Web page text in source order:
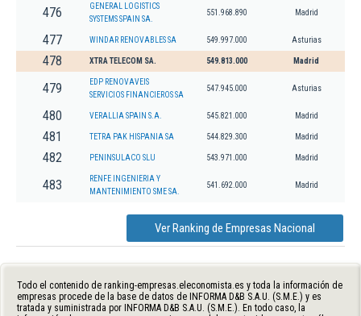
476
GENERAL LOGISTICS
SYSTEMS SPAIN SA.
551.968.890 Madrid
477 WINDAR RENOVABLES SA 549.997.000 Asturias
478 XTRA TELECOM SA. 549.813.000 Madrid
479
EDP RENOVAVEIS
SERVICIOS FINANCIEROS SA
547.945.000 Asturias
480 VERALLIA SPAIN S.A. 545.821.000 Madrid
481 TETRA PAK HISPANIA SA 544.829.300 Madrid
482 PENINSULACO SLU 543.971.000 Madrid
483
RENFE INGENIERIA Y
MANTENIMIENTO SME SA.
541.692.000 Madrid
Ver Ranking de Empresas Nacional
Todo el contenido de ranking-empresas.eleconomista.es y toda la información de
empresas procede de la base de datos de INFORMA D&B S.A.U. (S.M.E.) y es
tratada y suministrada por INFORMA D&B S.A.U. (S.M.E.). En todo caso, la